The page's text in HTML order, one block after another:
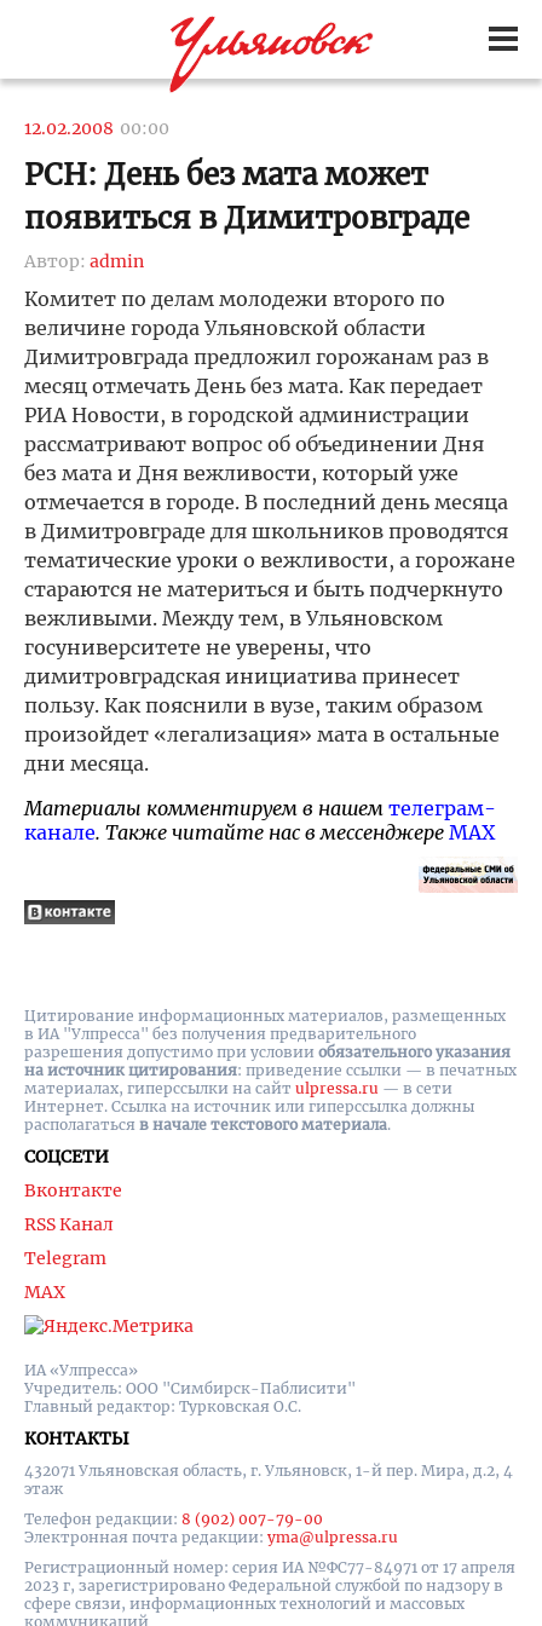
12.02.2008 00:00
РСН: День без мата может
появиться в Димитровграде
Автор: admin
Комитет по делам молодежи второго по
величине города Ульяновской области
Димитровграда предложил горожанам раз в
месяц отмечать День без мата. Как передает
РИА Новости, в городской администрации
рассматривают вопрос об объединении Дня
без мата и Дня вежливости, который уже
отмечается в городе. В последний день месяца
в Димитровграде для школьников проводятся
тематические уроки о вежливости, а горожане
стараются не материться и быть подчеркнуто
вежливыми. Между тем, в Ульяновском
госуниверситете не уверены, что
димитровградская инициатива принесет
пользу. Как пояснили в вузе, таким образом
произойдет «легализация» мата в остальные
дни месяца.
Материалы комментируем в нашем телеграм-
канале. Также читайте нас в мессенджере MAX
ИА «Улпресса»
Учредитель: ООО "Симбирск-Паблисити"
Главный редактор: Турковская О.С.
КОНТАКТЫ
432071 Ульяновская область, г. Ульяновск, 1-й пер. Мира, д.2, 4
этаж
Телефон редакции: 8 (902) 007-79-00
Электронная почта редакции: yma@ulpressa.ru
Регистрационный номер: серия ИА №ФС77-84971 от 17 апреля
2023 г, зарегистрировано Федеральной службой по надзору в
сфере связи, информационных технологий и массовых
коммуникаций
СОЦСЕТИ
Вконтакте
RSS Канал
Telegram
MAX
Цитирование информационных материалов, размещенных
в ИА "Улпресса" без получения предварительного
разрешения допустимо при условии обязательного указания
на источник цитирования: приведение ссылки — в печатных
материалах, гиперссылки на cайт ulpressa.ru — в сети
Интернет. Ссылка на источник или гиперссылка должны
располагаться в начале текстового материала.